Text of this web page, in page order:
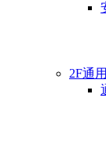
2F通